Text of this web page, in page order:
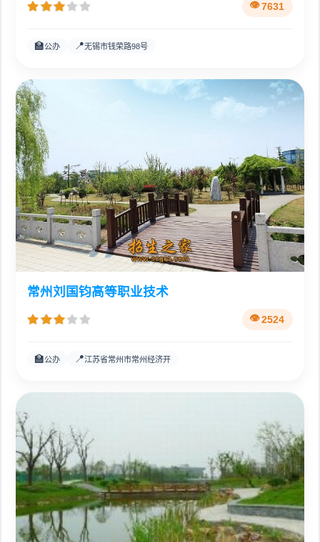
7631
🏫公办 📍无锡市钱荣路98号
常州刘国钧高等职业技术
2524
🏫公办 📍江苏省常州市常州经济开